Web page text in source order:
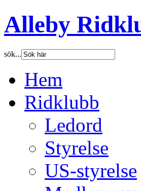
Alleby
sök...
Hem
Ridklubb
Ledord
Styrelse
US-styrelse